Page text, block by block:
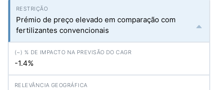
Prémio de preço elevado em comparação com
fertilizantes convencionais
-1.4%